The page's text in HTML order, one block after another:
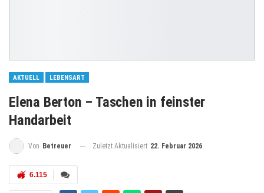
AKTUELL LEBENSART
Elena Berton – Taschen in feinster
Handarbeit
Von Betreuer Zuletzt Aktualisiert 22. Februar 2026
6.115